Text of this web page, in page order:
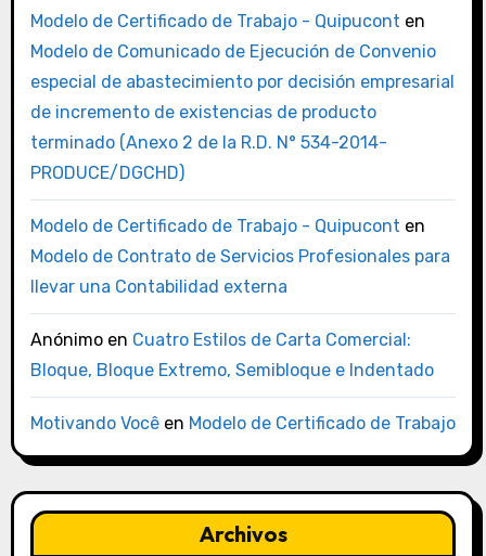
Modelo de Certificado de Trabajo - Quipucont en
Modelo de Comunicado de Ejecución de Convenio
especial de abastecimiento por decisión empresarial
de incremento de existencias de producto
terminado (Anexo 2 de la R.D. N° 534-2014-
PRODUCE/DGCHD)
Modelo de Certificado de Trabajo - Quipucont en
Modelo de Contrato de Servicios Profesionales para
llevar una Contabilidad externa
Anónimoen Cuatro Estilos de Carta Comercial:
Bloque, Bloque Extremo, Semibloque e Indentado
Motivando Vocêen Modelo de Certificado de Trabajo
Archivos